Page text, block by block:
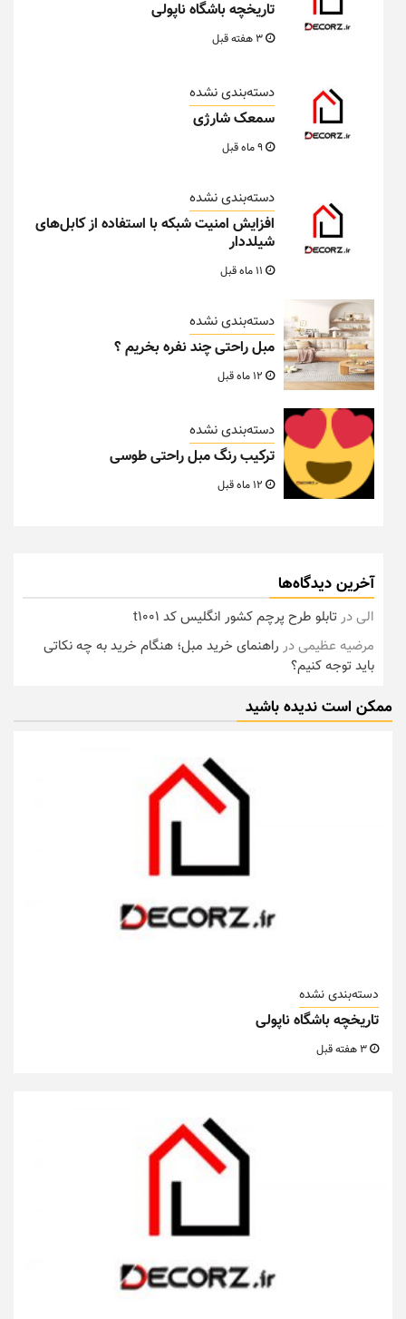
تاریخچه باشگاه ناپولی
دسته‌بندی نشده
سمعک شارژی
دسته‌بندی نشده
افزایش امنیت شبکه با استفاده از کابل‌های
شیلددار
دسته‌بندی نشده
مبل راحتی چند نفره بخریم ؟
دسته‌بندی نشده
ترکیب رنگ مبل راحتی طوسی
آخرین دیدگاه‌ها
الیدرتابلو طرح پرچم کشور انگلیس کد t1001
مرضیه عظیمیدر راهنمای خرید مبل؛ هنگام خرید به چه نکاتی
باید توجه کنیم؟
ممکن است ندیده باشید
دسته‌بندی نشده
تاریخچه باشگاه ناپولی